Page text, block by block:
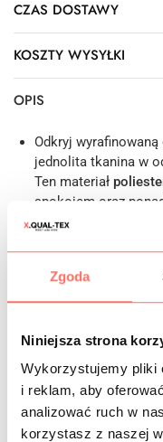
Zgoda
Niniejsza strona
Wykorzystujemy pliki
i reklam, aby
analizować ruch w
korzystasz z naszej
CZAS DOSTAWY
KOSZTY WYSYŁKI
OPIS
Odkryj
jednolita tkanina w
Ten materiał
spokojem oraz
się w estetykę
Cechy: w dotyku
niezwykle
że uszyte z niego
podszewki. Ponadto
zagniecenia, więc
dzień użytkowania.
staje sięelastycznai